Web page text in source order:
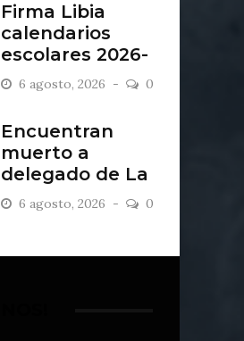
Firma Libia
calendarios
escolares 2026-
2027
6 agosto, 2026 0
Encuentran
muerto a
delegado de La
Sandía
6 agosto, 2026 0